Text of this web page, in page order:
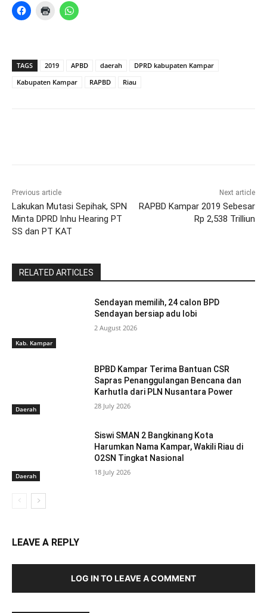
TAGS 2019 APBD daerah
DPRD kabupaten Kampar
Kabupaten Kampar
RAPBD Riau
Previous article
Lakukan Mutasi Sepihak, SPN
Minta DPRD lnhu Hearing PT
SS dan PT KAT
Next article
RAPBD Kampar 2019 Sebesar
Rp 2,538 Trilliun
RELATED ARTICLES
Kab. Kampar
Sendayan memilih, 24 calon BPD
Sendayan bersiap adu lobi
2 August 2026
Daerah
BPBD Kampar Terima Bantuan CSR
Sapras Penanggulangan Bencana dan
Karhutla dari PLN Nusantara Power
28 July 2026
Daerah
Siswi SMAN 2 Bangkinang Kota
Harumkan Nama Kampar, Wakili Riau di
O2SN Tingkat Nasional
18 July 2026
LEAVE A REPLY
LOG IN TO LEAVE A COMMENT